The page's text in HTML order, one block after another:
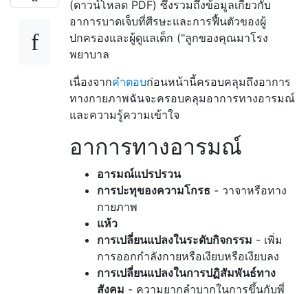
(ดาวน์โหลด PDF) ซึ่งรวมถึงข้อมูลเกี่ยวกับ
อาการบาดเจ็บที่ศีรษะและการฟื้นตัวของผู้
ปกครองและผู้ดูแลเด็ก ("ลูกของคุณมาโรง
พยาบาล
เนื่องจากคำตอบก่อนหน้านี้ครอบคลุมถึงอาการ
ทางกายภาพฉันจะครอบคลุมอาการทางอารมณ์
และความรู้ความเข้าใจ
อาการทางอารมณ์
อารมณ์เเปรปรวน
การปะทุของความโกรธ - วาจาหรือทาง
กายภาพ
แห้ว
การเปลี่ยนแปลงในระดับกิจกรรม - เพิ่ม
การออกกำลังกายหรือเงียบหรือเงียบลง
การเปลี่ยนแปลงในการปฏิสัมพันธ์ทาง
สังคม - ความยากลำบากในการขึ้นกับพี่